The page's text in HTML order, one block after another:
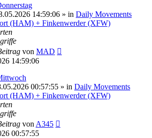
14:59:06 » in Daily Movements
(HAM) + Finkenwerder (XFW)
von MAD
14:59:06
00:57:55 » in Daily Movements
(HAM) + Finkenwerder (XFW)
von A345
00:57:55